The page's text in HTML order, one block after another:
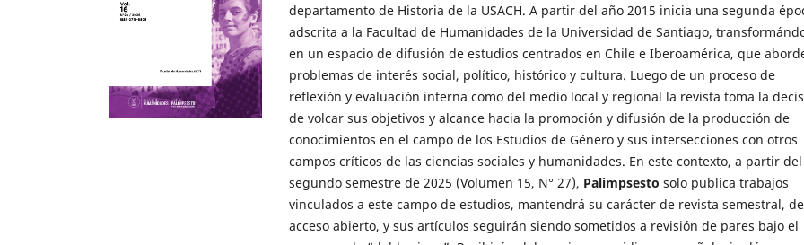
departamento de Historia de la USACH. A partir del año 2015 inicia una segunda
adscrita a la Facultad de Humanidades de la Universidad de Santiago,
en un espacio de difusión de estudios centrados en Chile e Iberoamérica, que
problemas de interés social, político, histórico y cultura. Luego de un proceso de
reflexión y evaluación interna como del medio local y regional la revista toma la
de volcar sus objetivos y alcance hacia la promoción y difusión de la producción de
conocimientos en el campo de los Estudios de Género y sus intersecciones con otros
campos críticos de las ciencias sociales y humanidades. En este contexto, a partir del
segundo semestre de 2025 (Volumen 15, N° 27), Palimpsesto solo publica trabajos
vinculados a este campo de estudios, mantendrá su carácter de revista semestral, de
acceso abierto, y sus artículos seguirán siendo sometidos a revisión de pares bajo el